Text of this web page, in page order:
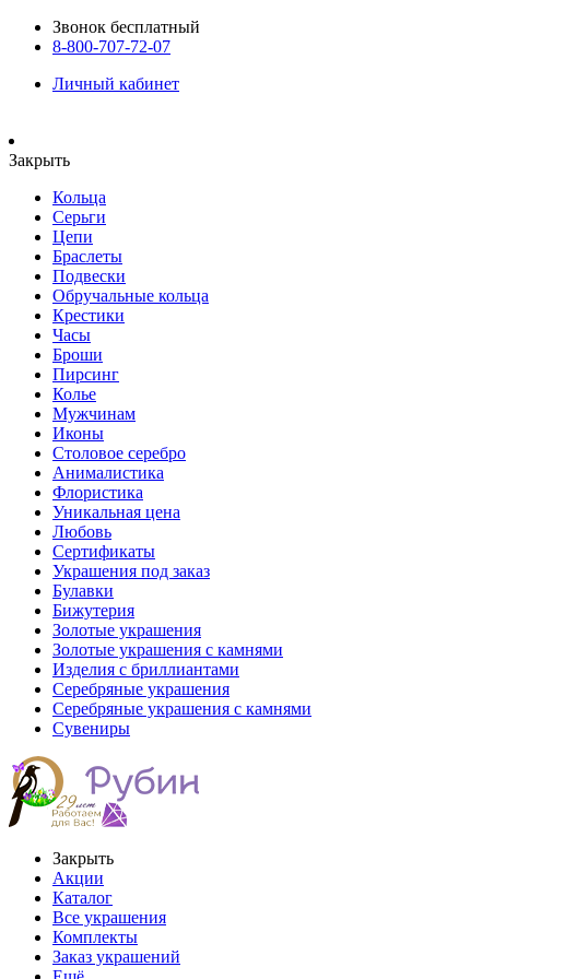
Звонок бесплатный
8-800-707-72-07
Личный кабинет
Закрыть
Кольца
Серьги
Цепи
Браслеты
Подвески
Обручальные кольца
Крестики
Часы
Броши
Пирсинг
Колье
Мужчинам
Иконы
Столовое серебро
Анималистика
Флористика
Уникальная цена
Любовь
Сертификаты
Украшения под заказ
Булавки
Бижутерия
Золотые украшения
Золотые украшения с камнями
Изделия с бриллиантами
Серебряные украшения
Серебряные украшения с камнями
Сувениры
Закрыть
Акции
Каталог
Все украшения
Комплекты
Заказ украшений